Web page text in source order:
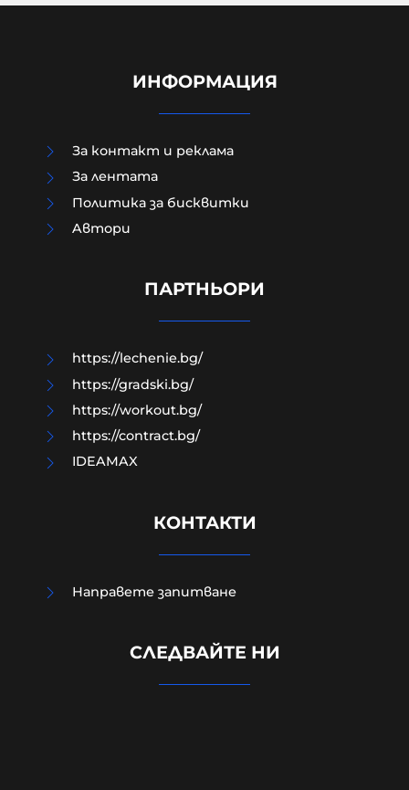
Шведски депутат от лява
партия възхвали затворен
мъчениците от ал-Акса
подкрепят призива за забрана на
ИНФОРМАЦИЯ
За контакт и реклама
За лентата
Политика за бисквитки
Aвтори
ПАРТНЬОРИ
https://lechenie.bg/
https://gradski.bg/
https://workout.bg/
https://contract.bg/
IDEAMAX
КОНТАКТИ
Направете запитване
СЛЕДВАЙТЕ НИ